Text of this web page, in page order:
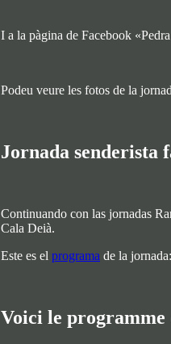
I a la pàgina de Facebook
Podeu veure les fotos de la
Jornada senderista
Continuando con las jornadas
Cala Deià.
Este es el programa de la jornada:
Voici le programme